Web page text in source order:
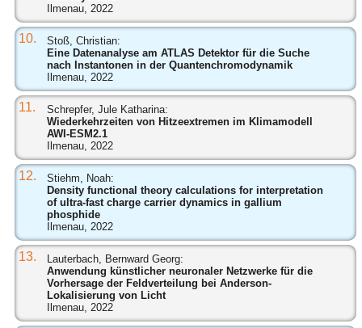
Ilmenau, 2022
10.
Stoß, Christian:
Eine Datenanalyse am ATLAS Detektor für die Suche
nach Instantonen in der Quantenchromodynamik
Ilmenau, 2022
11.
Schrepfer, Jule Katharina:
Wiederkehrzeiten von Hitzeextremen im Klimamodell
AWI-ESM2.1
Ilmenau, 2022
12.
Stiehm, Noah:
Density functional theory calculations for interpretation
of ultra-fast charge carrier dynamics in gallium
phosphide
Ilmenau, 2022
13.
Lauterbach, Bernward Georg:
Anwendung künstlicher neuronaler Netzwerke für die
Vorhersage der Feldverteilung bei Anderson-
Lokalisierung von Licht
Ilmenau, 2022